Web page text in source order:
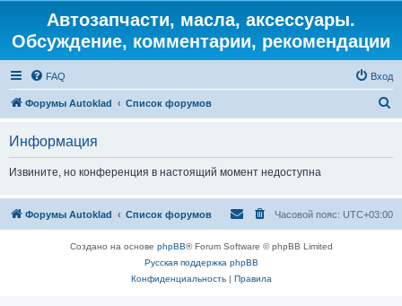
Автозапчасти, масла, аксессуары.
Обсуждение, комментарии, рекомендации
FAQ Вход
Форумы Autoklad Список форумов
Информация
Извините, но конференция в настоящий момент недоступна
Форумы Autoklad Список форумов Часовой пояс: UTC+03:00
Создано на основе phpBB® Forum Software © phpBB Limited
Русская поддержка phpBB
Конфиденциальность| Правила